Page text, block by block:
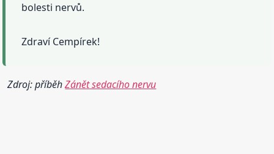
bolesti nervů.
Zdraví Cempírek!
Zdroj: příběhZánět sedacího nervu